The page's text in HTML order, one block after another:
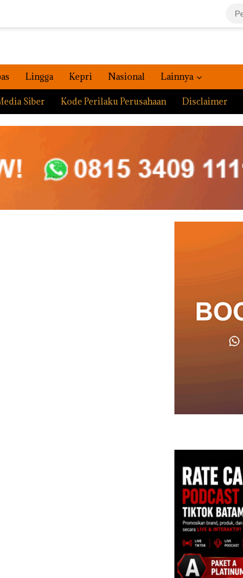
Lingga Kepri Nasional Lainnya
Siber Kode Perilaku Perusahaan Disclaimer